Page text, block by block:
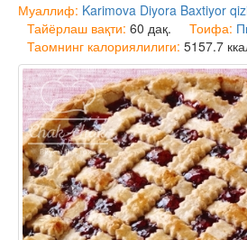
Муаллиф: Karimova Diyora Baxtiyor
Тайёрлаш вақти: 60 дақ. Тоифа:
Таомнинг калориялилиги: 5157.7